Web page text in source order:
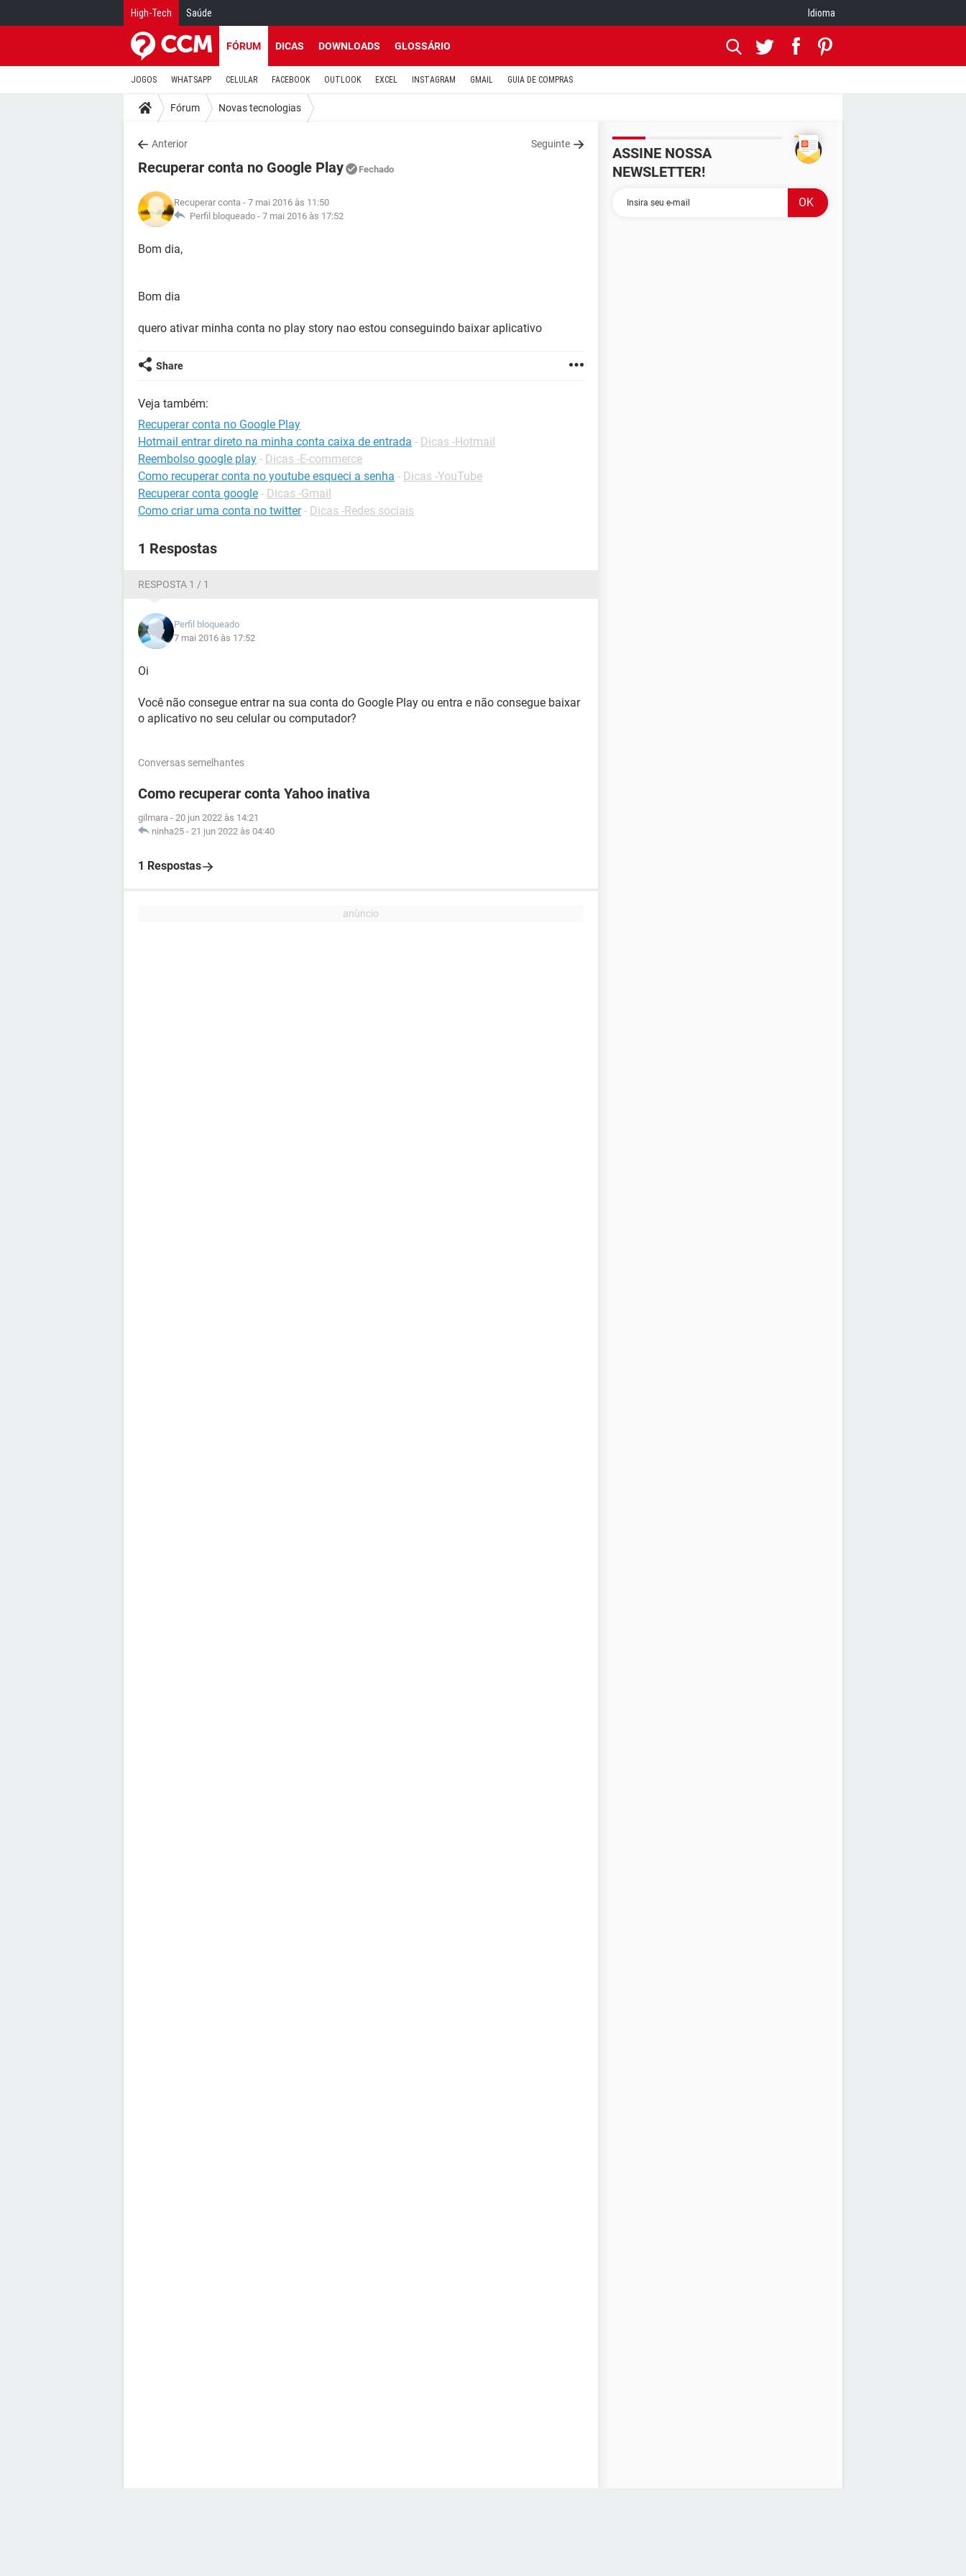
High-Tech Saúde Idioma
FÓRUM DICAS DOWNLOADS GLOSSÁRIO
JOGOS WHATSAPP CELULAR FACEBOOK OUTLOOK EXCEL INSTAGRAM GMAIL GUIA DE COMPRAS
Fórum Novas tecnologias
Anterior Seguinte
Recuperar conta no Google Play Fechado
Recuperar conta - 7 mai 2016 às 11:50
Perfil bloqueado - 7 mai 2016 às 17:52
Bom dia,
Bom dia
quero ativar minha conta no play story nao estou conseguindo baixar aplicativo
Share
Veja também:
Recuperar conta no Google Play
Hotmail entrar direto na minha conta caixa de entrada - Dicas -Hotmail
Reembolso google play - Dicas -E-commerce
Como recuperar conta no youtube esqueci a senha - Dicas -YouTube
Recuperar conta google - Dicas -Gmail
Como criar uma conta no twitter - Dicas -Redes sociais
1 Respostas
RESPOSTA 1 / 1
Perfil bloqueado
7 mai 2016 às 17:52
Oi
Você não consegue entrar na sua conta do Google Play ou entra e não consegue baixar
o aplicativo no seu celular ou computador?
Conversas semelhantes
Como recuperar conta Yahoo inativa
gilmara - 20 jun 2022 às 14:21
ninha25 - 21 jun 2022 às 04:40
1 Respostas
ASSINE NOSSA
NEWSLETTER!